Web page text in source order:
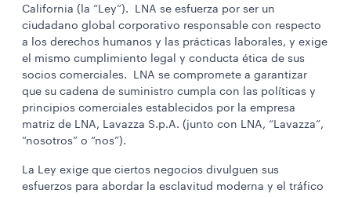
California (la “Ley”). LNA se esfuerza por ser un
ciudadano global corporativo responsable con respecto
a los derechos humanos y las prácticas laborales, y exige
el mismo cumplimiento legal y conducta ética de sus
socios comerciales. LNA se compromete a garantizar
que su cadena de suministro cumpla con las políticas y
principios comerciales establecidos por la empresa
matriz de LNA, Lavazza S.p.A. (junto con LNA, “Lavazza”,
“nosotros” o “nos”).
La Ley exige que ciertos negocios divulguen sus
esfuerzos para abordar la esclavitud moderna y el tráfico